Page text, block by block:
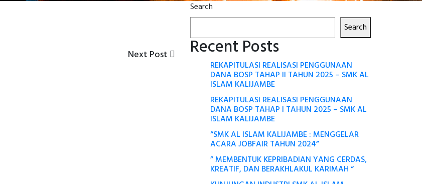
Next
Next Post
Search
Search
Recent Posts
REKAPITULASI REALISASI PENGGUNAAN
DANA BOSP TAHAP II TAHUN 2025 – SMK AL
ISLAM KALIJAMBE
REKAPITULASI REALISASI PENGGUNAAN
DANA BOSP TAHAP I TAHUN 2025 – SMK AL
ISLAM KALIJAMBE
“SMK AL ISLAM KALIJAMBE : MENGGELAR
ACARA JOBFAIR TAHUN 2024”
” MEMBENTUK KEPRIBADIAN YANG CERDAS,
KREATIF, DAN BERAKHLAKUL KARIMAH “